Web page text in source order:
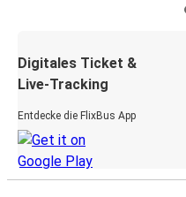
Digitales Ticket &
Live-Tracking
Entdecke die FlixBus App